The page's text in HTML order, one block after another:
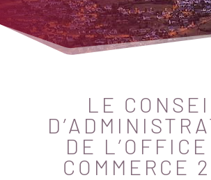
LE
DE
COMMERCE